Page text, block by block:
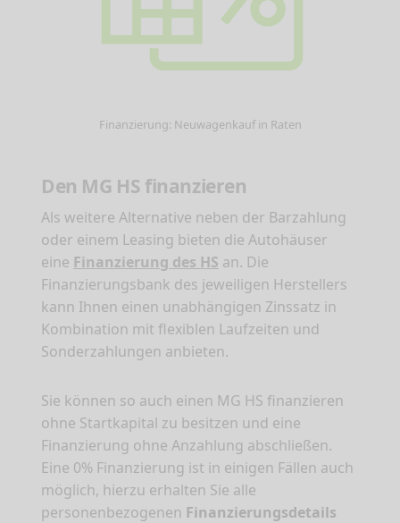
Finanzierung: Neuwagenkauf in Raten
Den MG HS finanzieren
Als weitere Alternative neben der Barzahlung
oder einem Leasing bieten die Autohäuser
eine Finanzierung des HS an. Die
Finanzierungsbank des jeweiligen Herstellers
kann Ihnen einen unabhängigen Zinssatz in
Kombination mit flexiblen Laufzeiten und
Sonderzahlungen anbieten.
Sie können so auch einen MG HS finanzieren
ohne Startkapital zu besitzen und eine
Finanzierung ohne Anzahlung abschließen.
Eine 0% Finanzierung ist in einigen Fällen auch
möglich, hierzu erhalten Sie alle
personenbezogenen Finanzierungsdetails